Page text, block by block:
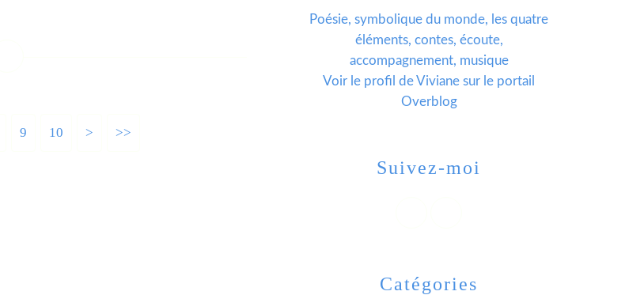
9 10 > >>
Catégories
Poésie, symbolique du monde, les quatre
éléments, contes, écoute,
accompagnement, musique
Voir le profil deViviane sur le portail
Overblog
Suivez-moi